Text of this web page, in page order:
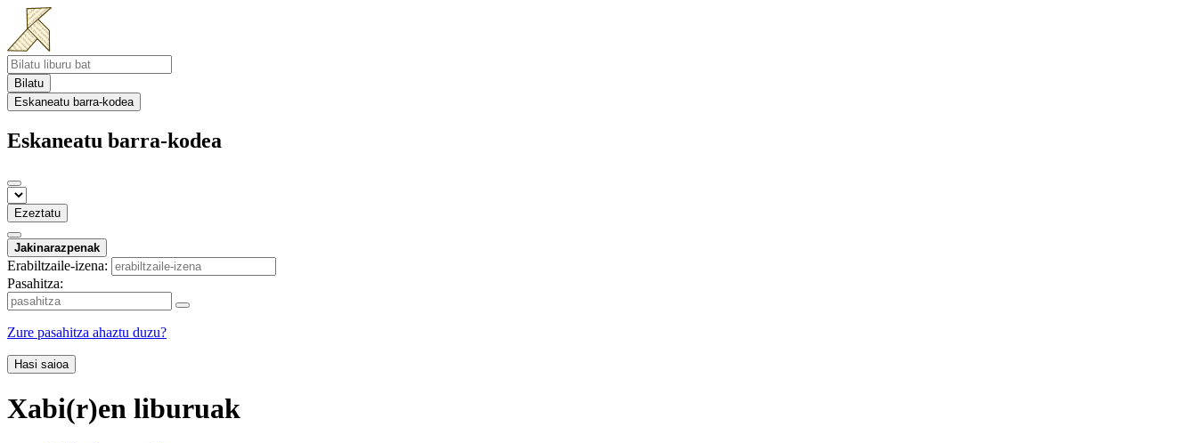
Bilatu
Eskaneatu barra-kodea
Eskaneatu barra-kodea
Ezeztatu
Jakinarazpenak
Erabiltzaile-izena:
Pasahitza:
Zure pasahitza ahaztu duzu?
Hasi saioa
Xabi(r)en liburuak